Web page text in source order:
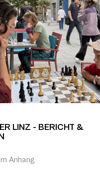
LINZ - BERICHT &
Anhang